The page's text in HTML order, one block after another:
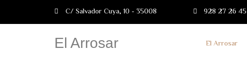
C/ Salvador Cuya, 10 - 35008 928 27 26 45
El Arrosar El Arrosar